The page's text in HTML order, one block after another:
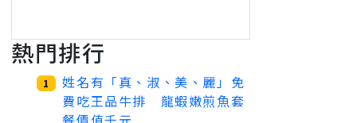
熱門排行
1
姓名有「真、淑、美、麗」免
費吃王品牛排 龍蝦嫩煎魚套